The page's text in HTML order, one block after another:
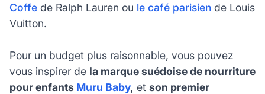
Coffede Ralph Lauren ou le café parisiende Louis
Vuitton.
Pour un budget plus raisonnable, vous pouvez
vous inspirer de la marque suédoise de nourriture
pour enfants Muru Baby, et son premier